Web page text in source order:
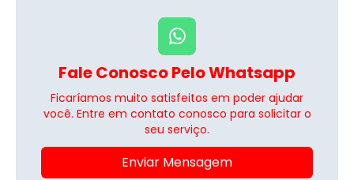
Fale Conosco Pelo Whatsapp
Ficaríamos muito satisfeitos em poder ajudar
você. Entre em contato conosco para solicitar o
seu serviço.
Enviar Mensagem